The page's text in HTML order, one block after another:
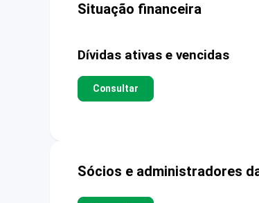
Situação financeira
Dívidas ativas e vencidas
Consultar
Sócios e administradores